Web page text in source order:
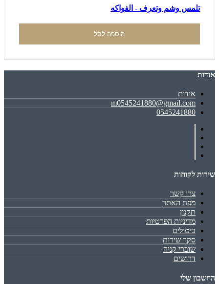
تلمس وشم وتعرف - الفواكه
הוספה לסל
אודות
אודות
m0545241880@gmail.com
0545241880
שירות לקוחות
צרו קשר
מפת האתר
תקנון
מדיניות הפרטיות
ביטולים
סקר שירות
שוברי קניה
דרושים
החשבון שלי